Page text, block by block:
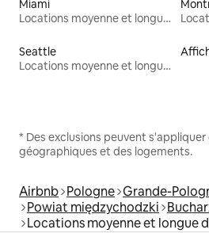
Miami
Locations moyenne et longue durée
Seattle
Locations moyenne et longue durée
* Des exclusions peuvent
géographiques et des logements.
Airbnb Pologne Grande-
Powiat międzychodzki
Locations moyenne et longue